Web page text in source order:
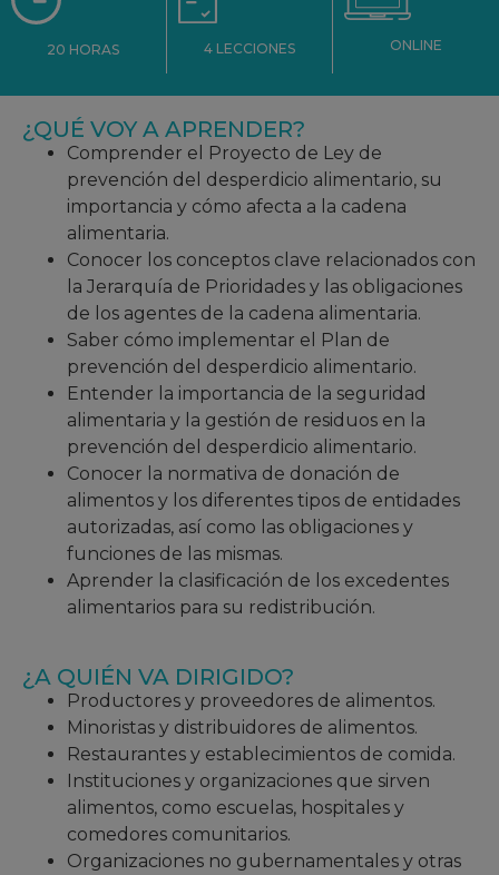
20 HORAS 4 LECCIONES ONLINE
¿QUÉ VOY A APRENDER?
Comprender el Proyecto de Ley de
prevención del desperdicio alimentario, su
importancia y cómo afecta a la cadena
alimentaria.
Conocer los conceptos clave relacionados con
la Jerarquía de Prioridades y las obligaciones
de los agentes de la cadena alimentaria.
Saber cómo implementar el Plan de
prevención del desperdicio alimentario.
Entender la importancia de la seguridad
alimentaria y la gestión de residuos en la
prevención del desperdicio alimentario.
Conocer la normativa de donación de
alimentos y los diferentes tipos de entidades
autorizadas, así como las obligaciones y
funciones de las mismas.
Aprender la clasificación de los excedentes
alimentarios para su redistribución.
¿A QUIÉN VA DIRIGIDO?
Productores y proveedores de alimentos.
Minoristas y distribuidores de alimentos.
Restaurantes y establecimientos de comida.
Instituciones y organizaciones que sirven
alimentos, como escuelas, hospitales y
comedores comunitarios.
Organizaciones no gubernamentales y otras